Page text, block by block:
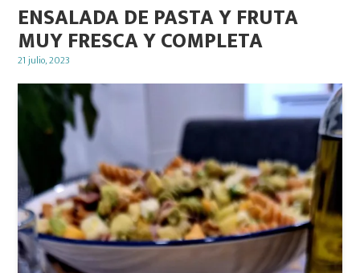
ENSALADA DE PASTA Y FRUTA
MUY FRESCA Y COMPLETA
Posted
21 julio, 2023